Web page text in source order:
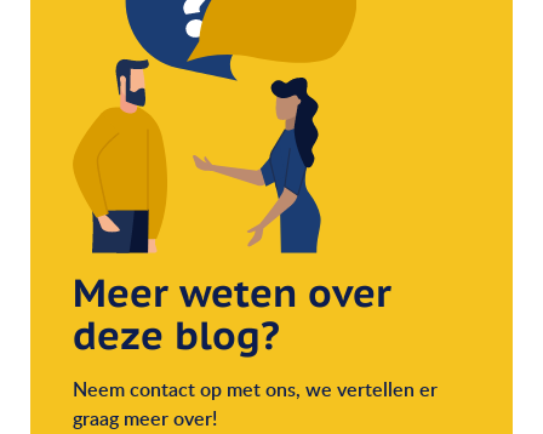
Meer weten over
deze blog?
Neem contact op met ons, we vertellen er
graag meer over!